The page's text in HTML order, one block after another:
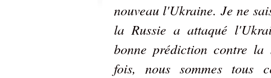
nouveau l'Ukraine. Je ne
la Russie a attaqué
bonne prédiction contre la
fois, nous sommes tous